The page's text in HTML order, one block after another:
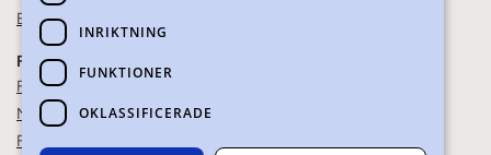
Blanketter
FÖR SKOLPERSONAL
För SYV
Nationella studievägskoder
För gymnasieskolor
INRIKTNING
FUNKTIONER
OKLASSIFICERADE